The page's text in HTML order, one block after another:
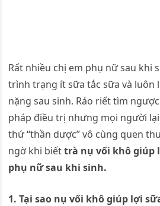
Rất nhiều chị em phụ nữ sau khi
trình trạng ít sữa tắc sữa và luôn
nặng sau sinh. Ráo riết tìm
pháp điều trị nhưng mọi người
thứ “thần dược” vô cùng quen
ngờ khi biếttrà nụ vối khô giúp
phụ nữ sau khi sinh.
1. Tại sao nụ vối khô giúp lợi